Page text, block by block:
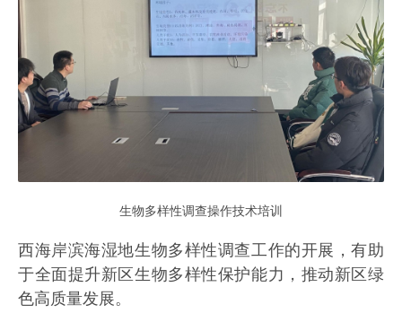
生物多样性调查操作技术培训
西海岸滨海湿地生物多样性调查工作的开展，有助
于全面提升新区生物多样性保护能力，推动新区绿
色高质量发展。